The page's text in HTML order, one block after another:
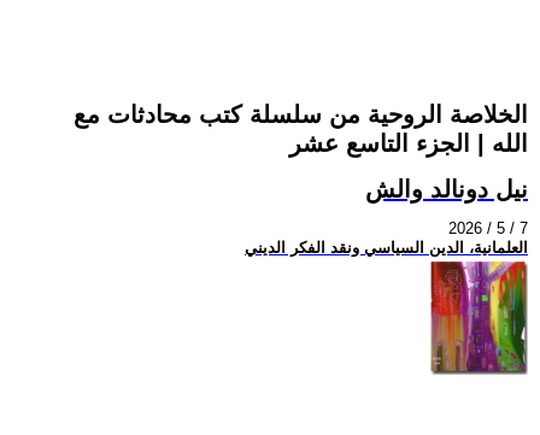
الخلاصة الروحية من سلسلة كتب محادثات مع
الله | الجزء التاسع عشر
نيل دونالد والش
2026 / 5 / 7
العلمانية، الدين السياسي ونقد الفكر الديني